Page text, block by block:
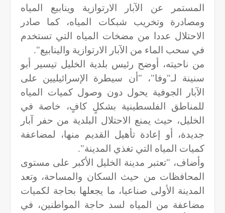
المستمر عن الآبار الارتوازية وينابيع المياه
ومصادرة وتخريب شبكات المياه، كما صادر
الاحتلال عددا من مضخات المياه التي تستخدم
في سحب الماء من الآبار الارتوازية والينابيع".
من ناحيته، أوضح رئيس بلدية الخليل تيسير أبو
سنينة لـ"وفا"، "أن سيطرة الإسرائيليين على
الآبار الجوفية يحول دون وصول كميات المياه
للمناطق الفلسطينية بشكلٍ كافٍ، خاصة في
الخليل، حيث يمنع الاحتلال البلدية من حفر آبار
جديدة، أو إعادة تأهيل القديم منها، لمضاعفة
كميات المياه التي تغذي المدينة".
وأضاف، "تعتبر مدينة الخليل الأكبر على مستوى
المحافظات من حيث السكان والمساحة، وتعد
المدينة الأولى صناعيا، ما يجعلها بحاجة لكميات
مضاعفة من المياه لسد حاجة المواطنين، في